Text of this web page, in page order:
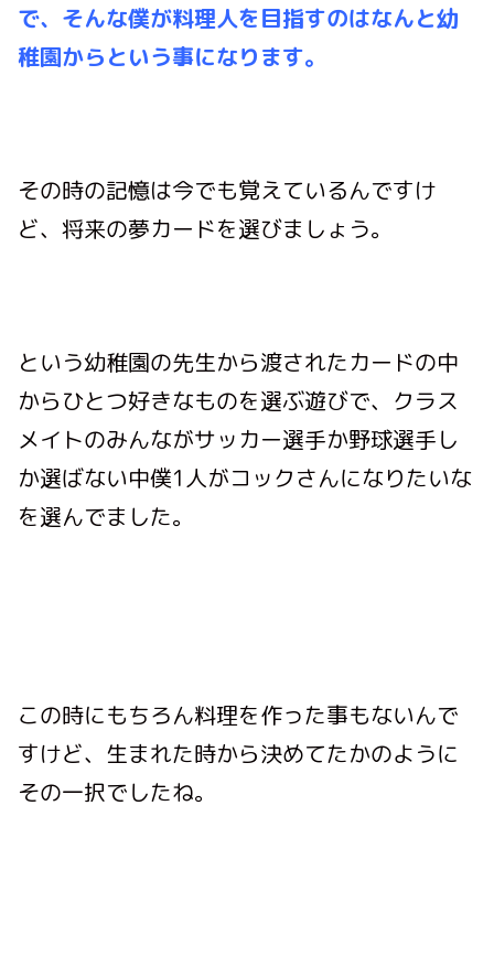
で、そんな僕が料理人を目指すのはなんと幼
稚園からという事になります。
その時の記憶は今でも覚えているんですけ
ど、将来の夢カードを選びましょう。
という幼稚園の先生から渡されたカードの中
からひとつ好きなものを選ぶ遊びで、 クラス
メイトのみんながサッカー選手か野球選手し
か選ばない中僕1人がコックさんになりたいな
を選んでました。
この時にもちろん料理を作った事もないんで
すけど、生まれた時から決めてたかのように
その一択でしたね。